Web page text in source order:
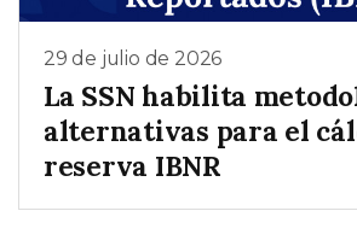
29 de julio de 2026
La SSN habilita
alternativas para el
reserva IBNR